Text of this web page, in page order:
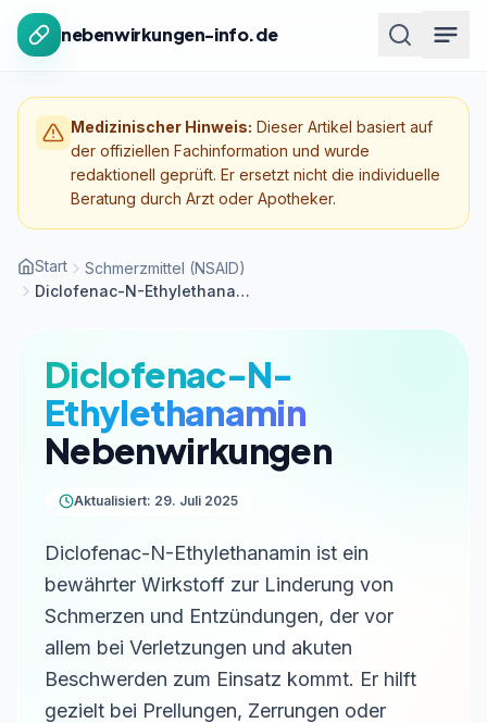
Zum Inhalt springen
nebenwirkungen-info.de
Medizinischer Hinweis: Dieser Artikel basiert auf
der offiziellen Fachinformation und wurde
redaktionell geprüft. Er ersetzt nicht die individuelle
Beratung durch Arzt oder Apotheker.
Start
Schmerzmittel (NSAID)
Diclofenac-N-Ethylethanamin
Diclofenac-N-
Ethylethanamin
Nebenwirkungen
Aktualisiert: 29. Juli 2025
Diclofenac-N-Ethylethanamin ist ein
bewährter Wirkstoff zur Linderung von
Schmerzen und Entzündungen, der vor
allem bei Verletzungen und akuten
Beschwerden zum Einsatz kommt. Er hilft
gezielt bei Prellungen, Zerrungen oder